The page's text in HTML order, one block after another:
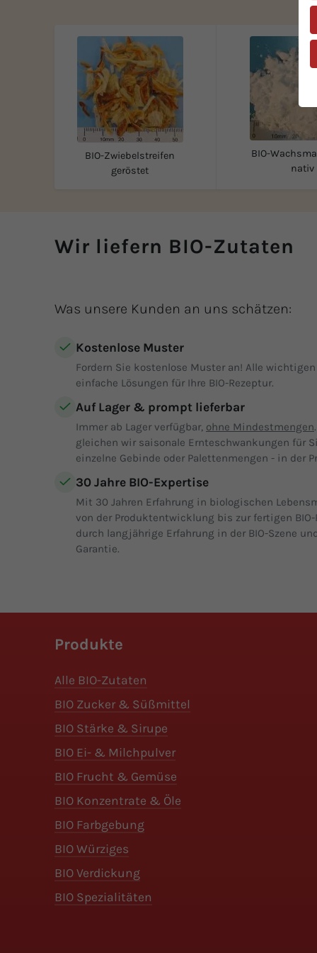
BIO-Zwiebelstreifen
geröstet
BIO-
nativ
Wir liefern BIO-Zutaten
Was unsere Kunden an uns schätzen:
Kostenlose Muster
Fordern Sie kostenlose Muster an! Alle wichtigen
einfache Lösungen für Ihre BIO-Rezeptur.
Auf Lager & prompt lieferbar
Immer ab Lager verfügbar, ohne Mindestmengen
gleichen wir saisonale Ernteschwankungen für
einzelne Gebinde oder Palettenmengen - in der
30 Jahre BIO-Expertise
Mit 30 Jahren Erfahrung in biologischen
von der Produktentwicklung bis zur fertigen
durch langjährige Erfahrung in der BIO-Szene
Garantie.
Produkte
Alle BIO-Zutaten
BIO Zucker & Süßmittel
BIO Stärke & Sirupe
BIO Ei- & Milchpulver
BIO Frucht & Gemüse
BIO Konzentrate & Öle
BIO Farbgebung
BIO Würziges
BIO Verdickung
BIO Spezialitäten